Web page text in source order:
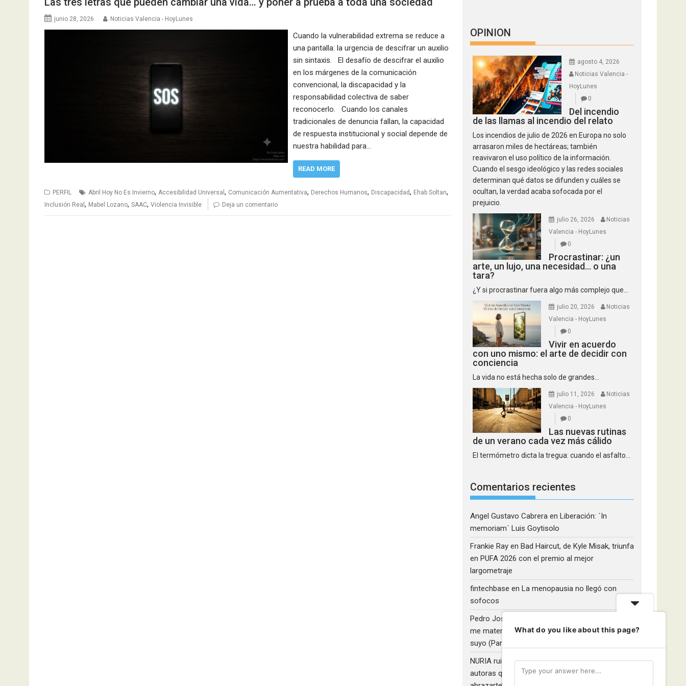
junio 28, 2026 Noticias Valencia - HoyLunes
Cuando la vulnerabilidad extrema se reduce a
una pantalla: la urgencia de descifrar un auxilio
sin sintaxis. El desafío de descifrar el auxilio
en los márgenes de la comunicación
convencional, la discapacidad y la
responsabilidad colectiva de saber
reconocerlo. Cuando los canales
tradicionales de denuncia fallan, la capacidad
de respuesta institucional y social depende de
nuestra habilidad para…
READ MORE
PERFIL Abril Hoy No Es Invierno, Accesibilidad Universal , Comunicación Aumentativa, Derechos Humanos, Discapacidad, Ehab Soltan,
Inclusión Real , Mabel Lozano, SAAC, Violencia Invisible Deja un comentario
OPINION
agosto 4, 2026
Noticias Valencia -
HoyLunes
0
Del incendio
de las llamas al incendio del relato
Los incendios de julio de 2026 en Europa no solo
arrasaron miles de hectáreas; también
reavivaron el uso político de la información.
Cuando el sesgo ideológico y las redes sociales
determinan qué datos se difunden y cuáles se
ocultan, la verdad acaba sofocada por el
prejuicio.
julio 26, 2026
Noticias
Valencia - HoyLunes
0
Procrastinar: ¿un
arte, un lujo, una necesidad… o una
tara?
¿Y si procrastinar fuera algo más complejo que...
julio 20, 2026
Noticias
Valencia - HoyLunes
0
Vivir en acuerdo
con uno mismo: el arte de decidir con
conciencia
La vida no está hecha solo de grandes...
julio 11, 2026
Noticias
Valencia - HoyLunes
0
Las nuevas rutinas
de un verano cada vez más cálido
El termómetro dicta la tregua: cuando el asfalto...
Comentarios recientes
Angel Gustavo Cabrera en Liberación: ´In
memoriam´ Luis Goytisolo
Frankie Ray en Bad Haircut, de Kyle Misak, triunfa
en PUFA 2026 con el premio al mejor
largometraje
fintechbase en La menopausia no llegó con
sofocos
Pedro José Camacho Barrios
me maten!»: El Rulfo que el cine venezolano hizo
suyo (Parte 2)
NURIA ruiz fernandezenLibros que nadie lee y
autoras que no hacen ruido: Redescubriendo ‘Y
What do you like about this page?